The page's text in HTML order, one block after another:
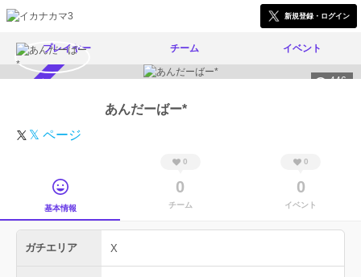
新規登録・ログイン
プレイヤー チーム イベント
446
あんだーばー*
𝕏 ページ
基本情報
0
0
チーム
0
0
イベント
ガチエリア X